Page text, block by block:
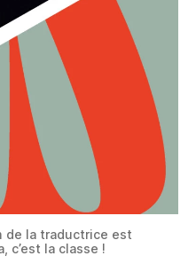
de la traductrice est
c’est la classe !